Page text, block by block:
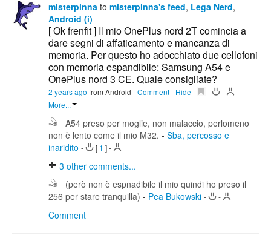
misterpinna to misterpinna's feed, Lega Nerd,
Android (i)
[ Ok frenfit ] Il mio OnePlus nord 2T comincia a
dare segni di affaticamento e mancanza di
memoria. Per questo ho adocchiato due cellofoni
con memoria espandibile: Samsung A54 e
OnePlus nord 3 CE. Quale consigliate?
2 years ago from Android -Comment- Hide - - -
-
More...
A54 preso per moglie, non malaccio, perlomeno
non è lento come il mio M32. - Sba, percosso e
inaridito - [ 1 ]-
3 other comments...
(però non è espnadibile il mio quindi ho preso il
256 per stare tranquilla) - Pea Bukowski - -
Comment